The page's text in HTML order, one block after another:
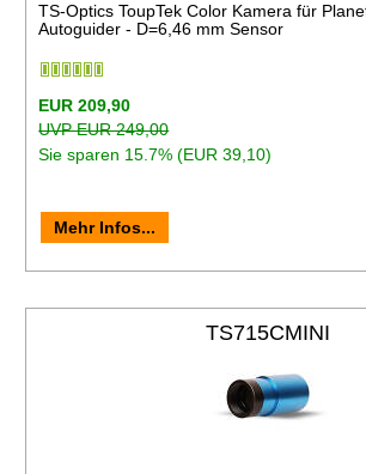
TS-Optics ToupTek Color Kamera für
Autoguider - D=6,46 mm Sensor
EUR 209,90
UVP EUR 249,00
Sie sparen 15.7% (EUR 39,10)
Mehr Infos...
TS715CMINI